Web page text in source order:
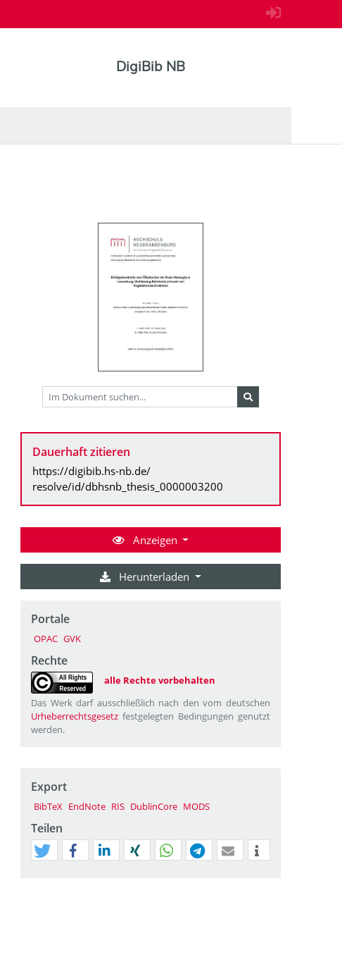
DigiBib NB
Dauerhaft zitieren
https://digibib.hs-nb.de/
resolve/id/dbhsnb_thesis_0000003200
Anzeigen
Herunterladen
Portale
OPAC GVK
Rechte
alle Rechte vorbehalten
Das Werk darf ausschließlich nach den vom deutschen
Urheberrechtsgesetz festgelegten Bedingungen genutzt
werden.
Export
BibTeX EndNote RIS DublinCore MODS
Teilen